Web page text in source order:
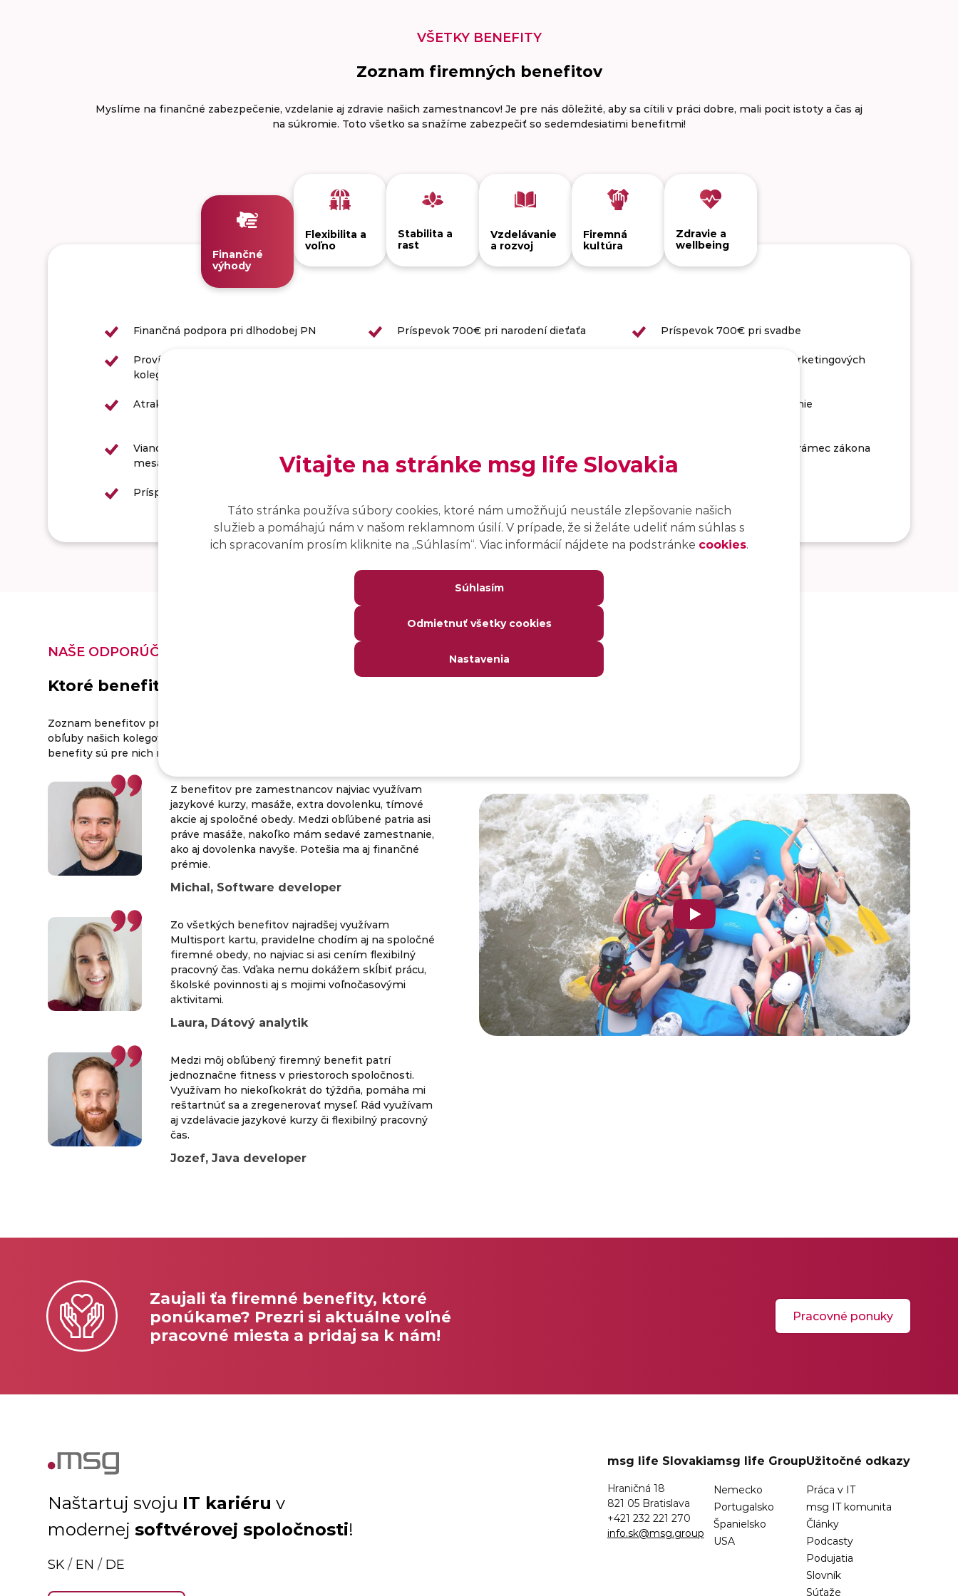
VŠETKY BENEFITY
Zoznam firemných benefitov
Myslíme na finančné zabezpečenie, vzdelanie aj zdravie našich zamestnancov! Je pre nás dôležité, aby sa cítili v práci dobre, mali pocit istoty a čas aj
na súkromie. Toto všetko sa snažíme zabezpečiť so sedemdesiatimi benefitmi!
Finančné
výhody
Flexibilita a
voľno
Stabilita a
rast
Vzdelávanie
a rozvoj
Firemná
kultúra
Zdravie a
wellbeing
Finančná podpora pri dlhodobej PN Príspevok 700€ pri narodení dieťaťa Príspevok 700€ pri svadbe
Provízia za sprostredkovanie nového
kolegu
Odmena za pomoc pri marketingových
Atraktívne platové ohodnotenie Motivujúce odmeny a prémie
Vianočná prémia až do výšky základnej
mesačnej mzdy
Príspevok na stravné nad rámec zákona
Príspevok na hobby 200€ ročne
NAŠE ODPORÚČANIA
Ktoré benefity preferujeme my?
Zoznam benefitov pre zamestnancov neustále aktualizujeme aj podľa
obľuby našich kolegov. Pravidelne sa ich preto pýtame, ktoré firemné
benefity sú pre nich najzaujímavejšie. Tu sú niektoré z ich preferencií.
Z benefitov pre zamestnancov najviac využívam
jazykové kurzy, masáže, extra dovolenku, tímové
akcie aj spoločné obedy. Medzi obľúbené patria asi
práve masáže, nakoľko mám sedavé zamestnanie,
ako aj dovolenka navyše. Potešia ma aj finančné
prémie.
Michal, Software developer
Zo všetkých benefitov najradšej využívam
Multisport kartu, pravidelne chodím aj na spoločné
firemné obedy, no najviac si asi cením flexibilný
pracovný čas. Vďaka nemu dokážem skĺbiť prácu,
školské povinnosti aj s mojimi voľnočasovými
aktivitami.
Laura, Dátový analytik
Medzi môj obľúbený firemný benefit patrí
jednoznačne fitness v priestoroch spoločnosti.
Využívam ho niekoľkokrát do týždňa, pomáha mi
reštartnúť sa a zregenerovať myseľ. Rád využívam
aj vzdelávacie jazykové kurzy či flexibilný pracovný
čas.
Jozef, Java developer
Zaujali ťa firemné benefity, ktoré
ponúkame? Prezri si aktuálne voľné
pracovné miesta a pridaj sa k nám!
Pracovné ponuky
Naštartuj svoju IT kariéru v
modernejsoftvérovej spoločnosti!
SK / EN / DE
msg life Slovakia
Hraničná 18
821 05 Bratislava
+421 232 221 270
info.sk@msg.group
msg life Group
Nemecko
Portugalsko
Španielsko
USA
Užitočné odkazy
Práca v IT
msg IT komunita
Články
Podcasty
Podujatia
Slovník
Súťaže
Vitajte na stránke msg life Slovakia
Táto stránka používa súbory cookies, ktoré nám umožňujú neustále zlepšovanie našich
služieb a pomáhajú nám v našom reklamnom úsilí. V prípade, že si želáte udeliť nám súhlas s
ich spracovaním prosím kliknite na ,,Súhlasím“. Viac informácií nájdete na podstránke cookies.
Súhlasím
Odmietnuť všetky cookies
Nastavenia